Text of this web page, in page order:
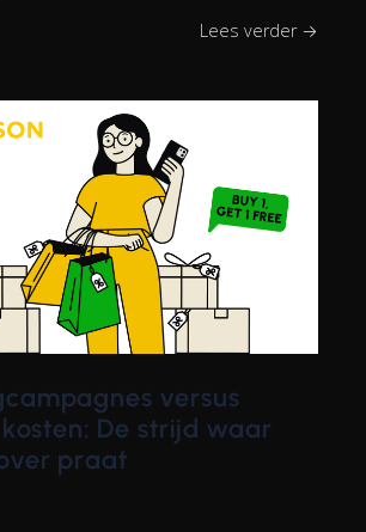
Lees verder →
versus
De strijd waar
praat